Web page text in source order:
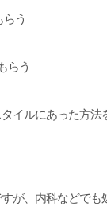
う
らう
イルにあった方法
が、内科などでも